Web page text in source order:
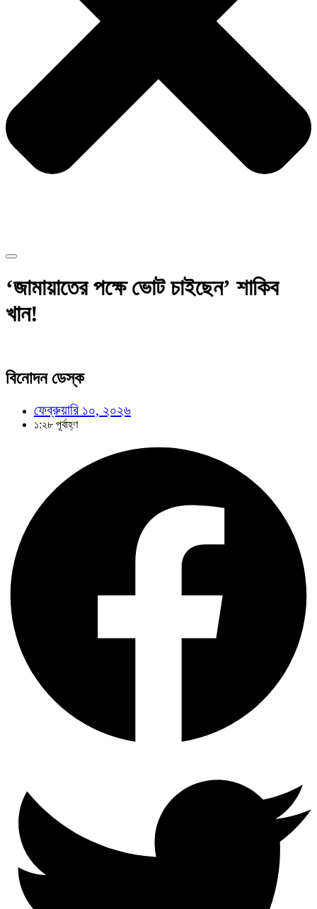
‘জামায়াতের পক্ষে ‌ভোট চাইছেন’ শাকিব
খান!
বিনোদন ডেস্ক
ফেব্রুয়ারি ১০, ২০২৬
১:২৮ পূর্বাহ্ণ